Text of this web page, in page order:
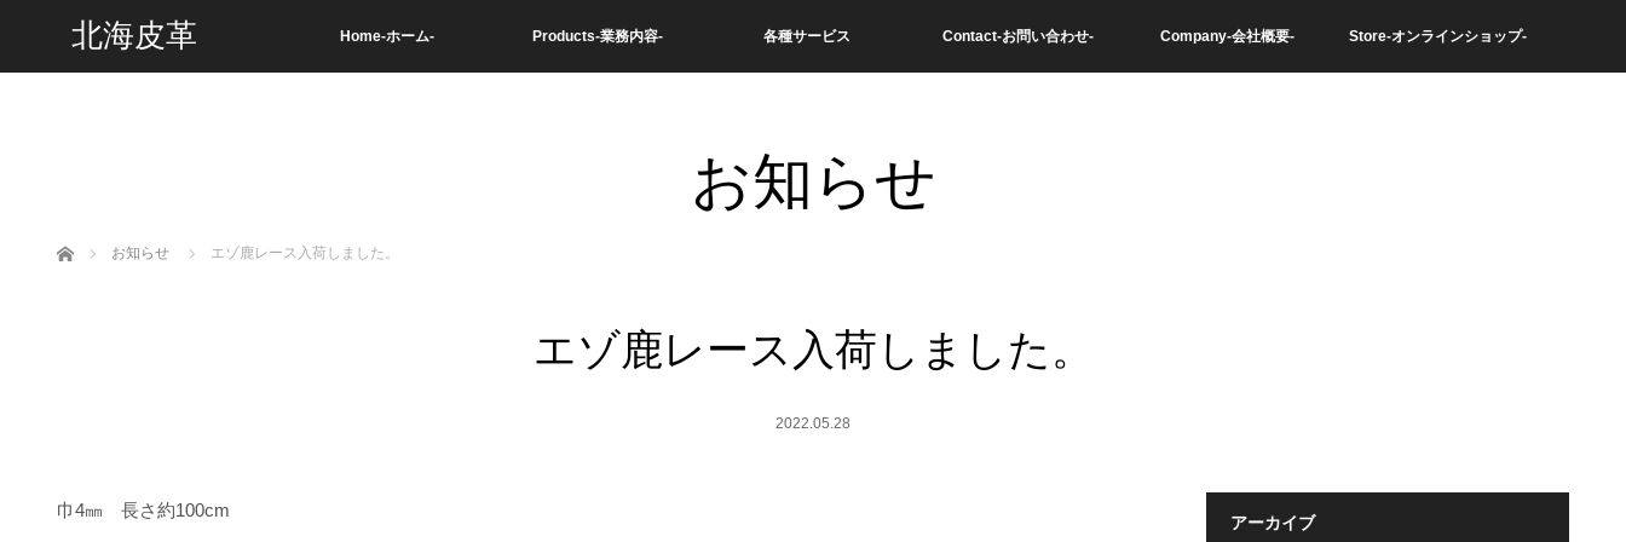
北海皮革 Home-ホーム- Products-業務内容- 各種サービス Contact-お問い合わせ- Company-会社概要- Store-オンラインショップ-
お知らせ
ホーム お知らせ エゾ鹿レース入荷しました。
エゾ鹿レース入荷しました。
2022.05.28
巾4㎜ 長さ約100cm
アーカイブ